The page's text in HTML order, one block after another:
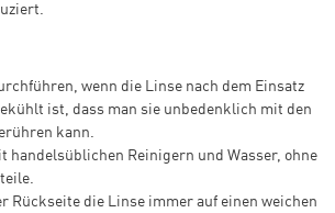
wenn die Linse nach dem Einsatz
ist, dass man sie unbedenklich mit den
kann.
handelsüblichen Reinigern und Wasser, ohne
Rückseite die Linse immer auf einen weichen